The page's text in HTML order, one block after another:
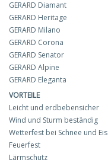
GERARD Diamant
GERARD Heritage
GERARD Milano
GERARD Corona
GERARD Senator
GERARD Alpine
GERARD Eleganta
VORTEILE
Leicht und erdbebensicher
Wind und Sturm beständig
Wetterfest bei Schnee und Eis
Feuerfest
Lärmschutz